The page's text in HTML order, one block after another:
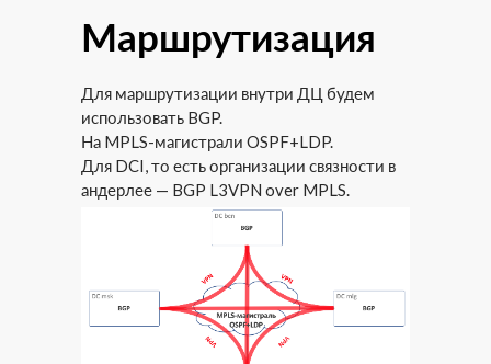
Маршрутизация
Для маршрутизации внутри ДЦ будем
использовать BGP.
На MPLS-магистрали OSPF+LDP.
Для DCI, то есть организации связности в
андерлее — BGP L3VPN over MPLS.